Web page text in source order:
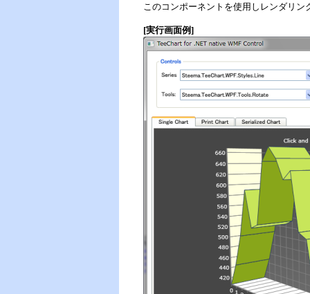
このコンポーネントを使用しレンダリ
[実行画面例]